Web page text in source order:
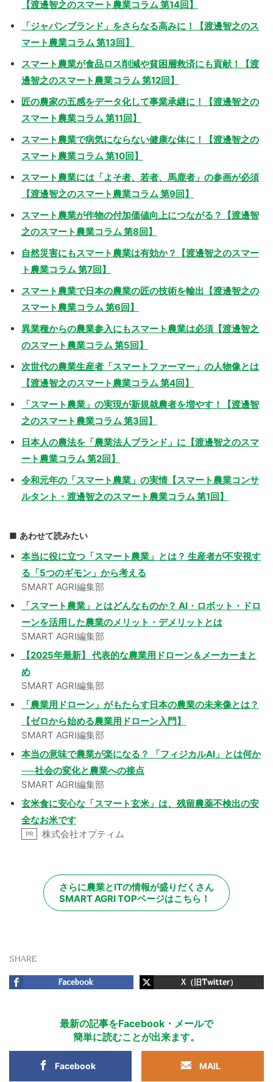
【渡邊智之のスマート農業コラム 第14回】
「ジャパンブランド」をさらなる高みに！【渡邊智之のス
マート農業コラム 第13回】
スマート農業が食品ロス削減や貧困層救済にも貢献！【渡
邊智之のスマート農業コラム 第12回】
匠の農家の五感をデータ化して事業承継に！【渡邊智之の
スマート農業コラム 第11回】
スマート農業で病気にならない健康な体に！【渡邊智之の
スマート農業コラム 第10回】
スマート農業には「よそ者、若者、馬鹿者」の参画が必須
【渡邊智之のスマート農業コラム 第9回】
スマート農業が作物の付加価値向上につながる？【渡邊智
之のスマート農業コラム 第8回】
自然災害にもスマート農業は有効か？【渡邊智之のスマー
ト農業コラム 第7回】
スマート農業で日本の農業の匠の技術を輸出【渡邊智之の
スマート農業コラム 第6回】
異業種からの農業参入にもスマート農業は必須【渡邊智之
のスマート農業コラム 第5回】
次世代の農業生産者「スマートファーマー」の人物像とは
【渡邊智之のスマート農業コラム 第4回】
「スマート農業」の実現が新規就農者を増やす！【渡邊智
之のスマート農業コラム 第3回】
日本人の農法を「農業法人ブランド」に【渡邊智之のスマ
ート農業コラム 第2回】
令和元年の「スマート農業」の実情【スマート農業コンサ
ルタント・渡邊智之のスマート農業コラム 第1回】
あわせて読みたい
本当に役に立つ「スマート農業」とは？ 生産者が不安視す
る「5つのギモン」から考える
SMART AGRI編集部
「スマート農業」とはどんなものか？ AI・ロボット・ドロ
ーンを活用した農業のメリット・デメリットとは
SMART AGRI編集部
【2025年最新】 代表的な農業用ドローン＆メーカーまと
め
SMART AGRI編集部
「農業用ドローン」がもたらす日本の農業の未来像とは？
【ゼロから始める農業用ドローン入門】
SMART AGRI編集部
本当の意味で農業が楽になる？ 「フィジカルAI」とは何か
──社会の変化と農業への接点
SMART AGRI編集部
玄米食に安心な「スマート玄米」は、残留農薬不検出の安
全なお米です
PR 株式会社オプティム
さらに農業とITの情報が盛りだくさん
SMART AGRI TOPページはこちら！
SHARE
Facebook X（旧Twitter）
最新の記事をFacebook・メールで
簡単に読むことが出来ます。
Facebook MAIL